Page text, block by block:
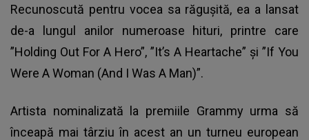
Recunoscută pentru vocea sa răguşită, ea a lansat
de-a lungul anilor numeroase hituri, printre care
”Holding Out For A Hero”, ”It’s A Heartache” şi ”If You
Were A Woman (And I Was A Man)”.
Artista nominalizată la premiile Grammy urma să
înceapă mai târziu în acest an un turneu european